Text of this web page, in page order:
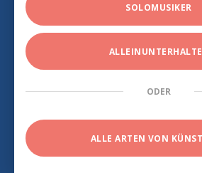
SOLOMUSIKER
ODER
ALLE ARTEN VON